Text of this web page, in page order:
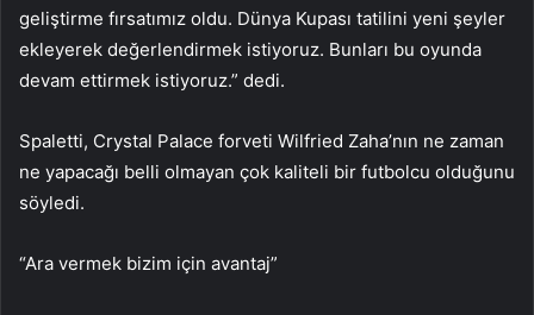
geliştirme fırsatımız oldu. Dünya Kupası tatilini yeni şeyler
ekleyerek değerlendirmek istiyoruz. Bunları bu oyunda
devam ettirmek istiyoruz.” dedi.
Spaletti, Crystal Palace forveti Wilfried Zaha’nın ne zaman
ne yapacağı belli olmayan çok kaliteli bir futbolcu olduğunu
söyledi.
“Ara vermek bizim için avantaj”